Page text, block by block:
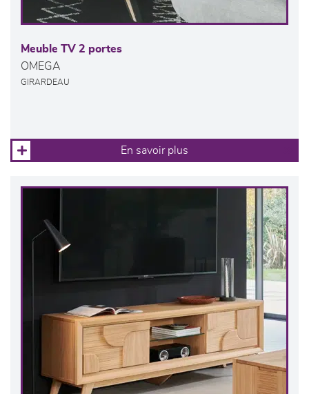
Meuble TV 2 portes
OMEGA
GIRARDEAU
En savoir plus